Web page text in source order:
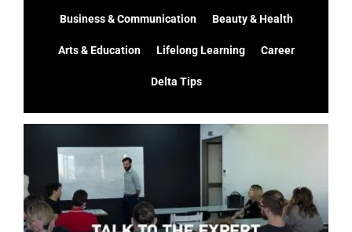
Business & Communication Beauty & Health
Arts & Education Lifelong Learning Career
Delta Tips
μεγαλύτερης
εικόνας